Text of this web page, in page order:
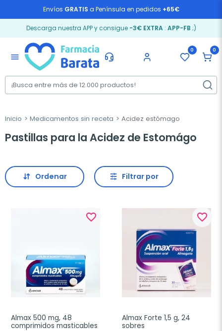
Envíos GRATIS a Península en pedidos +65€
Descarga nuestra APP y consigue -3€ EXTRA: APP-FB ;)
menu
0 0
Inicio Medicamentos sin receta Acidez estómago
Pastillas para la Acidez de Estomágo
Ordenar Filtrar por
favorite_border
Almax 500 mg, 48
comprimidos masticables
favorite_border
Almax Forte 1,5 g, 24
sobres